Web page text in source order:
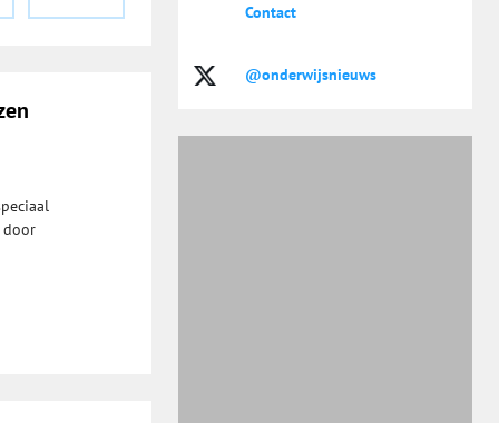
door
Contact
@onderwijsnieuws